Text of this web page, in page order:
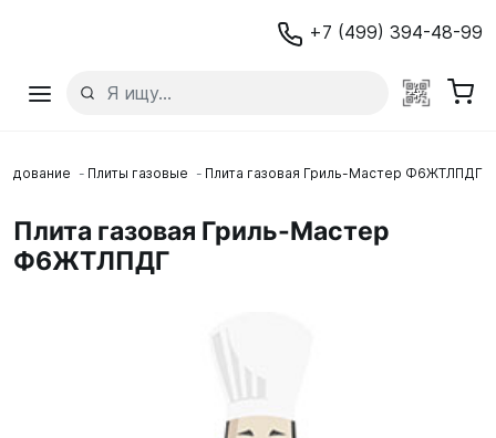
+7 (499) 394-48-99
Плиты газовые Плита газовая Гриль-Мастер Ф6ЖТЛПДГ
Плита газовая Гриль-Мастер
Ф6ЖТЛПДГ